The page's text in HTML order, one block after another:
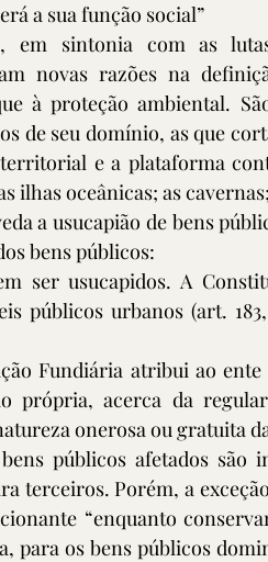
a sua função social”
em sintonia com as
novas razões na
à proteção ambiental.
de seu domínio, as que
e a plataforma
ilhas oceânicas; as
a usucapião de bens
bens públicos:
ser usucapidos. A
públicos urbanos (art.
Fundiária atribui ao
própria, acerca da
onerosa ou gratuita
públicos afetados são
terceiros. Porém, a
“enquanto
para os bens públicos